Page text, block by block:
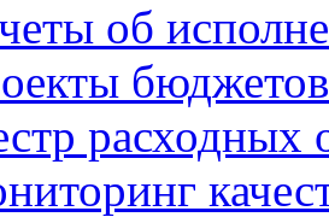
об
бюджетов
расходных